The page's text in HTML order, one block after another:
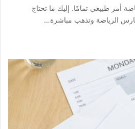
أمر طبيعي تمامًا. إليك ما تحتاج
الرياضة وتذهب مباشرة…